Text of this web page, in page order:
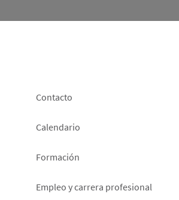
Footer
left
Contacto
Calendario
Formación
Empleo y carrera profesional